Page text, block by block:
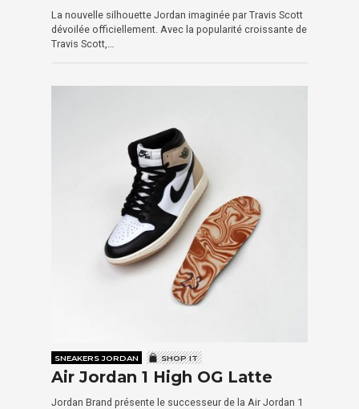
La nouvelle silhouette Jordan imaginée par Travis Scott
dévoilée officiellement. Avec la popularité croissante de
Travis Scott,…
SNEAKERS JORDAN SHOP IT
Air Jordan 1 High OG Latte
Jordan Brand présente le successeur de la Air Jordan 1